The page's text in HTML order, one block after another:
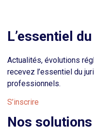
L’essentiel
Actualités, évolutions
recevez l’essentiel du
professionnels.
S’inscrire
Nos solutions